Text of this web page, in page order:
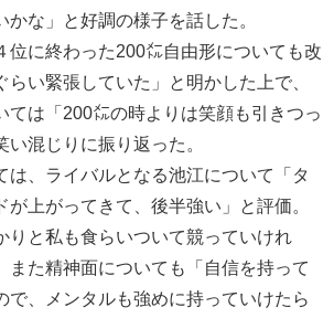
かな」と好調の様子を話した。
位に終わった200㍍自由形についても改
らい緊張していた」と明かした上で、
ては「200㍍の時よりは笑顔も引きつっ
混じりに振り返った。
は、ライバルとなる池江について「タ
が上がってきて、後半強い」と評価。
りと私も食らいついて競っていけれ
また精神面についても「自信を持って
で、メンタルも強めに持っていけたら